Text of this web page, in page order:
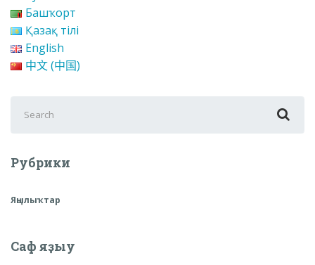
Башҡорт
Қазақ тілі
English
中文 (中国)
for:
Рубрики
Яңылыҡтар
Саф яҙыу